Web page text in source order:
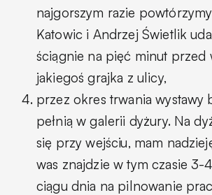
najgorszym razie
Katowic i Andrzej Świetlik
ściągnie na pięć minut przed
jakiegoś grajka z ulicy,
przez okres trwania wystawy
pełnią w galerii dyżury. Na
się przy wejściu, mam
was znajdzie w tym czasie 3-
ciągu dnia na pilnowanie